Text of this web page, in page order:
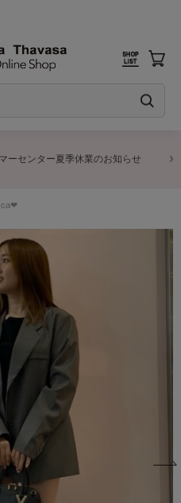
ーセンター夏季休業のお知らせ